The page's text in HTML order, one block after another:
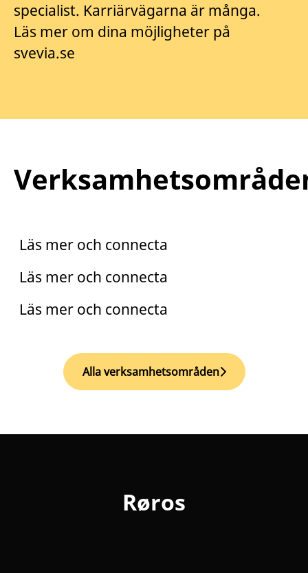
specialist. Karriärvägarna är många.
Läs mer om dina möjligheter på
svevia.se
Läs mer och connecta
Läs mer och connecta
Läs mer och connecta
Alla verksamhetsområden
Røros